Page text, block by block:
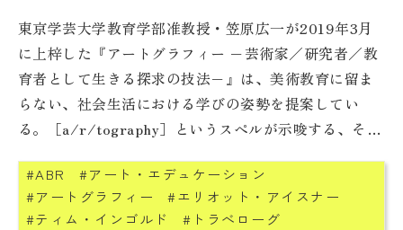
東京学芸大学教育学部准教授・笠原広一が2019年3月
に上梓した『アートグラフィー −芸術家／研究者／教
育者として生きる探求の技法−』は、美術教育に留ま
らない、社会生活における学びの姿勢を提案してい
る。［a/r/tography］というスペルが示唆する、その
た。ABR
アート・エデュケーション
アートグラフィー
エリオット・アイスナー
ティム・インゴルド
トラべローグ